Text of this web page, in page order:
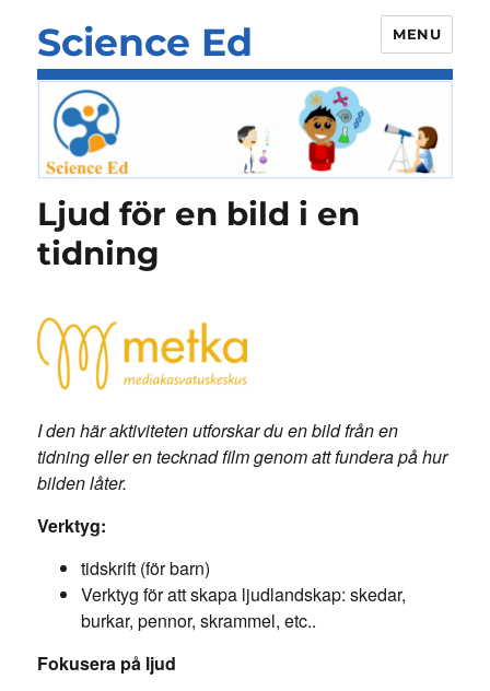
Science Ed MENU
Ljud för en bild i en
tidning
I den här aktiviteten utforskar du en bild från en
tidning eller en tecknad film genom att fundera på hur
bilden låter.
Verktyg:
tidskrift (för barn)
Verktyg för att skapa ljudlandskap: skedar,
burkar, pennor, skrammel, etc..
Fokusera på ljud